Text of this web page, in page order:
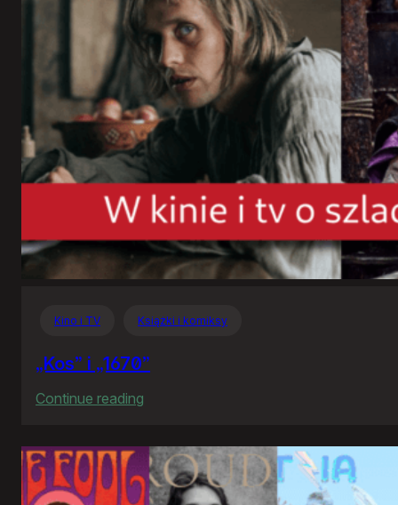
Kino i TV Książki i komiksy
„Kos” i „1670”
Continue reading
i
„1670”